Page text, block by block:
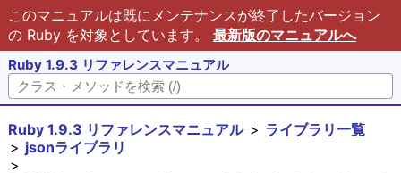
このマニュアルは既にメンテナンスが終了したバージョン
の Ruby を対象としています。 最新版のマニュアルへ
Ruby 1.9.3 リファレンスマニュアル
Ruby 1.9.3 リファレンスマニュアル
ライブラリ一覧
jsonライブラリ